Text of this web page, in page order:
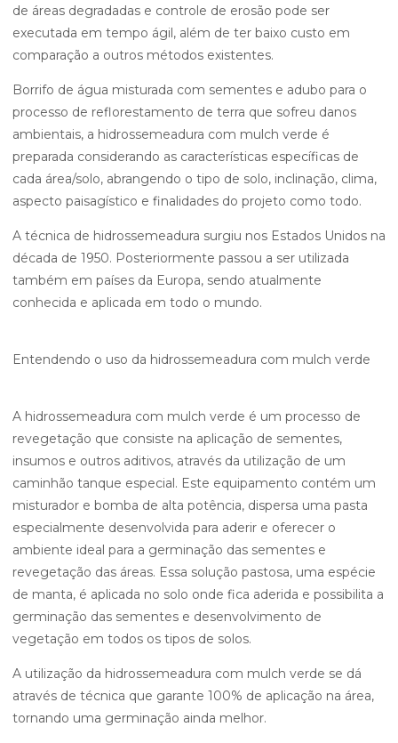
de áreas degradadas e controle de erosão pode ser
executada em tempo ágil, além de ter baixo custo em
comparação a outros métodos existentes.
Borrifo de água misturada com sementes e adubo para o
processo de reflorestamento de terra que sofreu danos
ambientais, a hidrossemeadura com mulch verde é
preparada considerando as características específicas de
cada área/solo, abrangendo o tipo de solo, inclinação, clima,
aspecto paisagístico e finalidades do projeto como todo.
A técnica de hidrossemeadura surgiu nos Estados Unidos na
década de 1950. Posteriormente passou a ser utilizada
também em países da Europa, sendo atualmente
conhecida e aplicada em todo o mundo.
Entendendo o uso da hidrossemeadura com mulch verde
A hidrossemeadura com mulch verde é um processo de
revegetação que consiste na aplicação de sementes,
insumos e outros aditivos, através da utilização de um
caminhão tanque especial. Este equipamento contém um
misturador e bomba de alta potência, dispersa uma pasta
especialmente desenvolvida para aderir e oferecer o
ambiente ideal para a germinação das sementes e
revegetação das áreas. Essa solução pastosa, uma espécie
de manta, é aplicada no solo onde fica aderida e possibilita a
germinação das sementes e desenvolvimento de
vegetação em todos os tipos de solos.
A utilização da hidrossemeadura com mulch verde se dá
através de técnica que garante 100% de aplicação na área,
tornando uma germinação ainda melhor.